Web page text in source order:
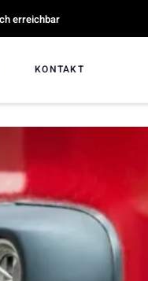
erreichbar
KONTAKT